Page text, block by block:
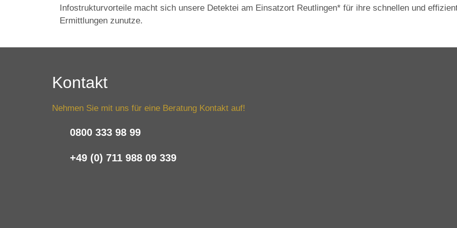
Infostrukturvorteile macht sich unsere Detektei am Einsatzort Reutlingen* für ihre schnellen und
Ermittlungen zunutze.
Kontakt
Nehmen Sie mit uns für eine Beratung Kontakt auf!
0800 333 98 99
+49 (0) 711 988 09 339